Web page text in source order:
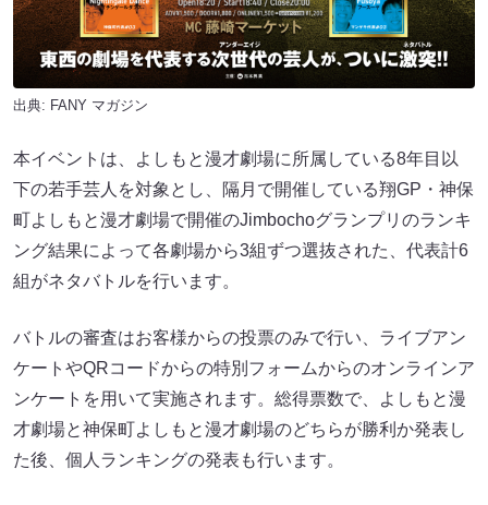
出典: FANY マガジン
本イベントは、よしもと漫才劇場に所属している8年目以
下の若手芸人を対象とし、隔月で開催している翔GP・神保
町よしもと漫才劇場で開催のJimbochoグランプリのランキ
ング結果によって各劇場から3組ずつ選抜された、代表計6
組がネタバトルを行います。
バトルの審査はお客様からの投票のみで行い、ライブアン
ケートやQRコードからの特別フォームからのオンラインア
ンケートを用いて実施されます。総得票数で、よしもと漫
才劇場と神保町よしもと漫才劇場のどちらが勝利か発表し
た後、個人ランキングの発表も行います。